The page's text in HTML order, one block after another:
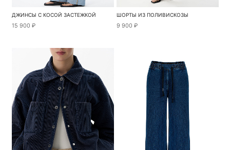
ДЖИНСЫ С КОСОЙ ЗАСТЕЖКОЙ
15 900 ₽
ШОРТЫ ИЗ ПОЛИВИСКОЗЫ
9 900 ₽